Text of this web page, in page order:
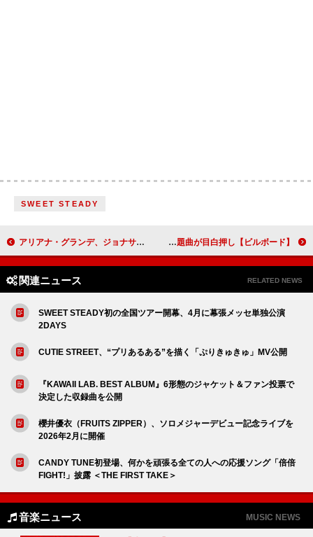
SWEET STEADY
アリアナ・グランデ、ジョナサン・ベイリーと英ロンドンで上演されるミュージカルで再タッグ 【ビルボード】米津玄師「IRIS OUT」グローバル・ジャパン・ソングス17連覇 Ado／YOASOBI／岩崎琢ら年始の話題曲が目白押し
関連ニュース RELATED NEWS
SWEET STEADY初の全国ツアー開幕、4月に幕張メッセ単独公演
2DAYS
CUTIE STREET、“プリあるある”を描く「ぷりきゅきゅ」MV公開
『KAWAII LAB. BEST ALBUM』6形態のジャケット＆ファン投票で
決定した収録曲を公開
櫻井優衣（FRUITS ZIPPER）、ソロメジャーデビュー記念ライブを
2026年2月に開催
CANDY TUNE初登場、何かを頑張る全ての人への応援ソング「倍倍
FIGHT!」披露 ＜THE FIRST TAKE＞
音楽ニュース MUSIC NEWS